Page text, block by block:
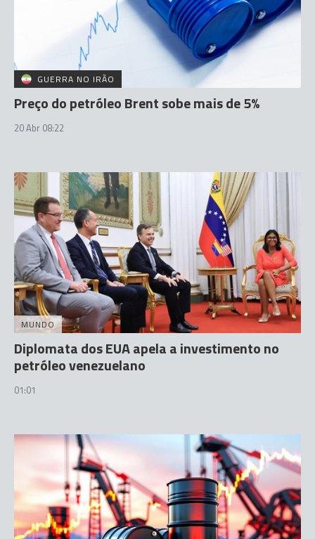
GUERRA NO IRÃO
Preço do petróleo Brent sobe mais de 5%
20 Abr 08:22
MUNDO
Diplomata dos EUA apela a investimento no
petróleo venezuelano
01:01